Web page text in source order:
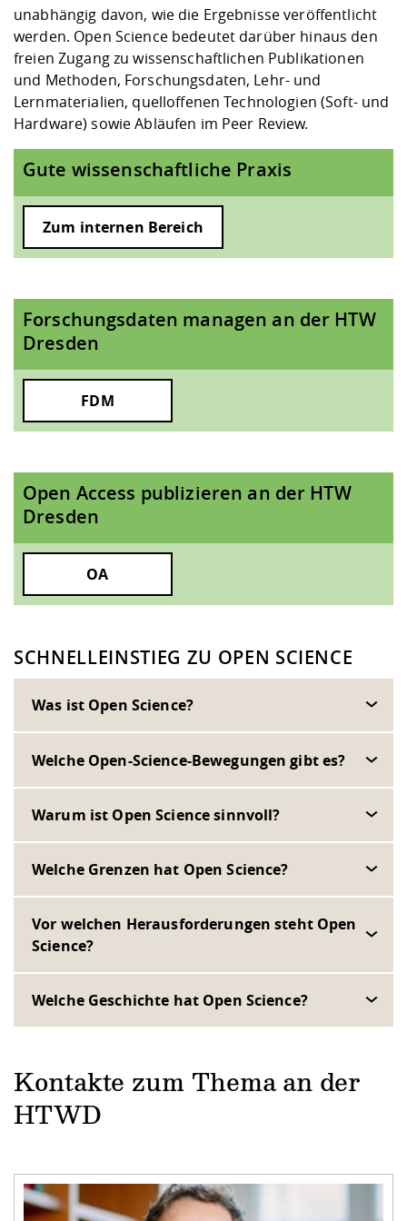
Vorbereitung auf das Studium
Checkliste zum Studienstart
Studien- und
Prüfungsordnungen
Studienbegleitung Mathematik
Digitales Lernen und KI
Qualifizierungsangebote und
Jobs, Praktika, Diplomarbeiten
Studieren in besonderen
Lebenslagen oder Notlagen
Beratungsangebote des
Angebote der Agentur für
Arbeit
Lehren, Forschen und
Weiterbilden im Ausland
Internationale Tage
Formulare und Dokumente
Forschungszentrum ZAFT
Prototyping und LabX
Gründung und Startup Service
Kooperationen und Netzwerke
Kontakt & Beratung
Chancengleichheit
Hochschulgesundheit
Klimaschutz & Nachhaltigkeit
Förderverein
Gremien und Vertretungen
Informatik/Mathematik
Landbau/Umwelt/Chemie
Maschinenbau
Wirtschaftswissenschaften
Studiengangentwicklung
Unternehmen
Beschaffungsvorhaben
unabhängig davon, wie die Ergebnisse veröffentlicht
werden. Open Science bedeutet darüber hinaus den
freien Zugang zu wissenschaftlichen Publikationen
und Methoden, Forschungsdaten, Lehr- und
Lernmaterialien, quelloffenen Technologien (Soft- und
Hardware) sowie Abläufen im Peer Review.
Gute wissenschaftliche Praxis
Zum internen Bereich
Forschungsdaten managen an der HTW
Dresden
FDM
Open Access publizieren an der HTW
Dresden
OA
SCHNELLEINSTIEG ZU OPEN SCIENCE
Was ist Open Science?
Welche Open-Science-Bewegungen gibt es?
Warum ist Open Science sinnvoll?
Welche Grenzen hat Open Science?
Vor welchen Herausforderungen steht Open
Science?
Welche Geschichte hat Open Science?
Kontakte zum Thema an der
HTWD